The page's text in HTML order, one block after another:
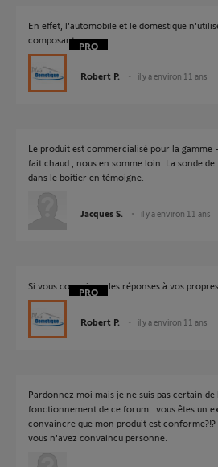
En effet, l'automobile et le domestique
composants.
Robert P. il y a environ 11 ans
Le produit est commercialisé pour la gamme -
fait chaud , nous en somme loin. La sonde
dans le boitier en témoigne.
Jacques S. il y a environ 11 ans
Si vous connaissez les réponses à vos propres
Robert P. il y a environ 11 ans
Pardonnez moi mais je ne suis pas certain
fonctionnement de ce forum : vous êtes un
convaincre que mon produit est
vous n'avez convaincu personne.